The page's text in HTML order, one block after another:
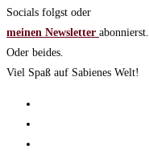
Socials folgst oder
meinen Newsletter abonnierst.
Oder beides.
Viel Spaß auf Sabienes Welt!